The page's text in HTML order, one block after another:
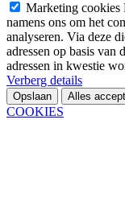
Marketing cookies
namens ons om het
analyseren. Via deze
adressen op basis van
adressen in kwestie
Verberg details
Opslaan Alles
COOKIES